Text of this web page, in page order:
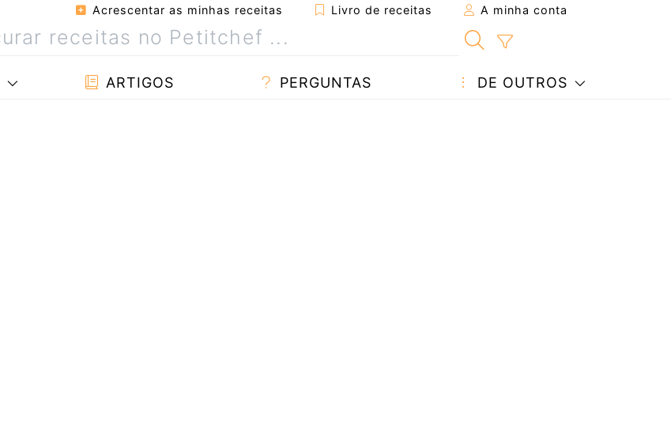
Acrescentar as minhas receitas Livro de receitas A minha conta
ARTIGOS PERGUNTAS DE OUTROS